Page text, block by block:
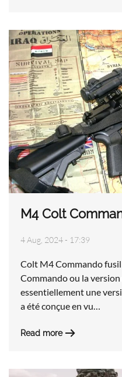
M4 Colt
4 Aug, 2024 - 17:39
Colt M4 Commando
Commando ou la
essentiellement une
a été conçue en vu…
Read more